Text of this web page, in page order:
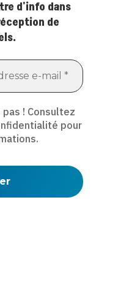
d'info dans
de
pas ! Consultez
pour